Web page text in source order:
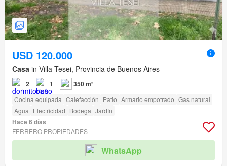
USD 120.000
Casa in Villa Tesei, Provincia de Buenos Aires
2 1 350 m²
Cocina equipada Calefacción Patio Armario empotrado Gas natural
Agua Electricidad Bodega Jardín
Hace 6 días
FERRERO PROPIEDADES
WhatsApp